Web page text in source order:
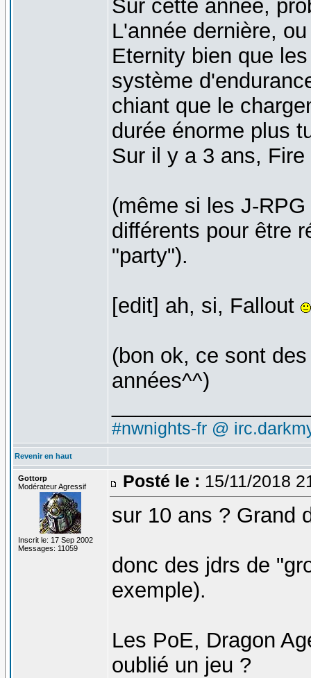
Sur cette année,
L'année dernière,
Eternity bien que
système
chiant que le
durée énorme plus
Sur il y a 3 ans,
(même si les J-
différents pour être
"party").
[edit] ah, si, Fallout
(bon ok, ce sont
années^^)
#nwnights-fr @
Revenir en haut
Gottorp
Modérateur Agressif
Inscrit le: 17 Sep 2002
Messages: 11059
Posté le : 15/11/2018
sur 10 ans ? Grand
donc des jdrs de
exemple).
Les PoE, Dragon
oublié un jeu ?